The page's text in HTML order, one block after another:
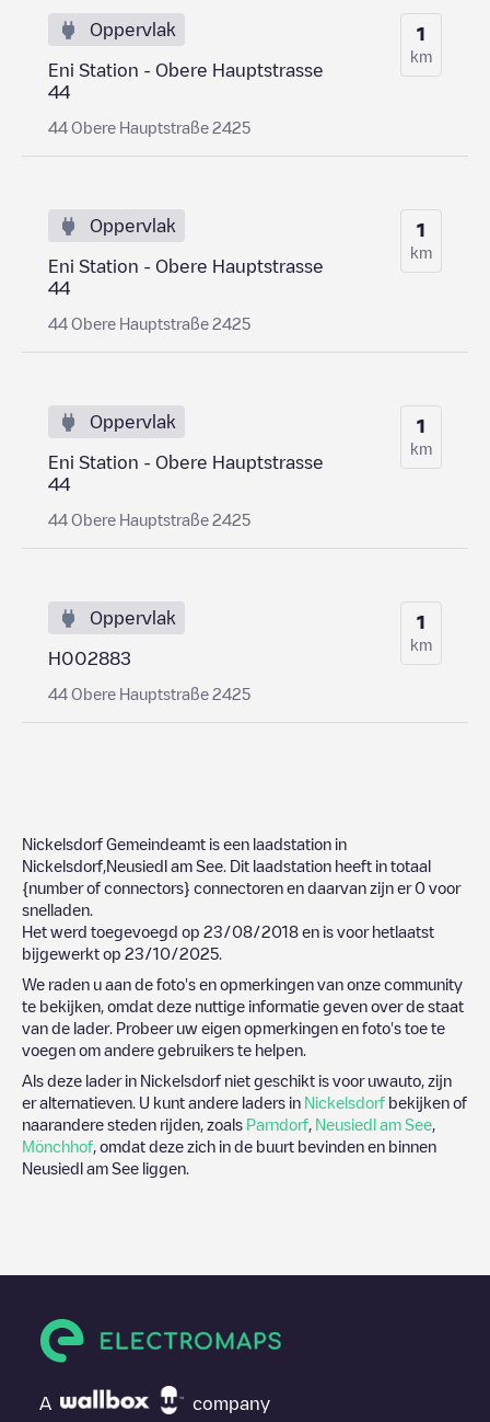
Oppervlak
Eni Station - Obere Hauptstrasse
44
44 Obere Hauptstraße 2425
1
km
Oppervlak
Eni Station - Obere Hauptstrasse
44
44 Obere Hauptstraße 2425
1
km
Oppervlak
Eni Station - Obere Hauptstrasse
44
44 Obere Hauptstraße 2425
1
km
Oppervlak
H002883
44 Obere Hauptstraße 2425
1
km
Nickelsdorf Gemeindeamt is een laadstation in
Nickelsdorf Neusiedl am See . Dit laadstation heeft in totaal
{number of connectors} connectoren en daarvan zijn er 0 voor
snelladen.
Het werd toegevoegd op 23/08/2018 en is voor hetlaatst
bijgewerkt op 23/10/2025
We raden u aan de foto's en opmerkingen van onze community
te bekijken, omdat deze nuttige informatie geven over de staat
van de lader. Probeer uw eigen opmerkingen en foto's toe te
voegen om andere gebruikers te helpen.
Als deze lader in Nickelsdorf niet geschikt is voor uwauto, zijn
er alternatieven. U kunt andere laders in Nickelsdorf bekijken of
naarandere steden rijden, zoals Parndorf Neusiedl am See
Mönchhof , omdat deze zich in de buurt bevinden en binnen
Neusiedl am See liggen.
A company